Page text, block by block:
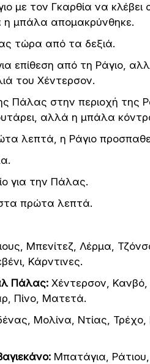
με τον Γκαρθία να
η μπάλα απομακρύνθηκε.
τώρα από τα δεξιά.
επίθεση από τη Ράγιο,
του Χέντερσον.
Πάλας στην περιοχή της
αλλά η μπάλα
λεπτά, η Ράγιο
για την Πάλας.
πρώτα λεπτά.
Μπενίτεζ, Λέρμα,
Κάρντινες.
Πάλας: Χέντερσον,
Πίνο, Ματετά.
Μολίνα, Ντίας,
Μπατάγια,